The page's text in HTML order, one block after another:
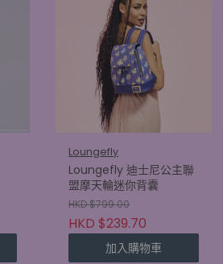
Loungefly
Loungefly 迪士尼公主聯
盟摩天輪迷你背囊
HKD $799.00
HKD $239.70
加入購物車